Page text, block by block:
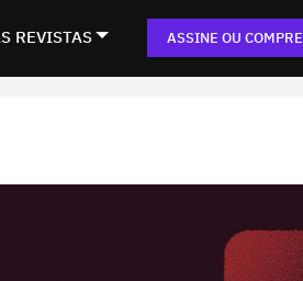
REVISTAS ASSINE OU COMPRE